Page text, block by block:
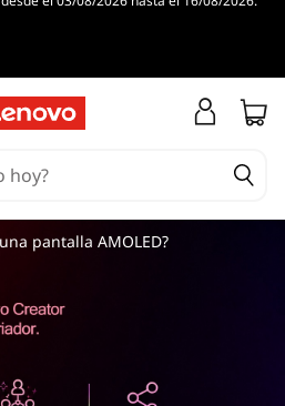
pantalla AMOLED?